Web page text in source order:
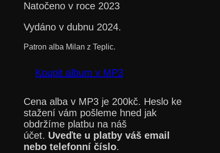
Natočeno v roce 2023
Vydáno v dubnu 2024.
Patron alba Milan z Teplic.
Koupit album v MP3
Cena alba v MP3 je 200kč. Heslo ke
stažení vám pošleme hned jak
obdržíme platbu na náš
účet. Uveďte u platby váš email
nebo telefonní číslo.